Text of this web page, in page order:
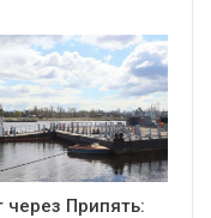
через Припять: